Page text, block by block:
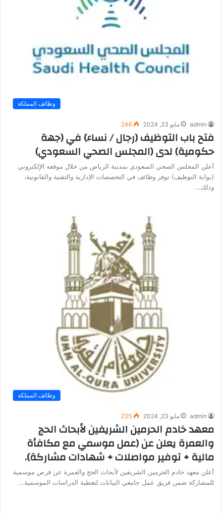
وظائف المملكة
admin مايو 23, 2024 246
فتح باب التوظيف (رجال / نساء) في (جهة
حكومية) لدى (المجلس الصحي السعودي)
أعلن المجلس الصحي السعودي بمدينة الرياض من خلال موقعه الإلكتروني
(بوابة التوظيف) توفر وظائف في التخصصات الإدارية والتقنية والقانونية،
وذلك…
وظائف المملكة
admin مايو 23, 2024 235
معهد خادم الحرمين الشريفين لأبحاث الحج
والعمرة يعلن عن (عمل موسمي مع مكافأة
مالية + توفير مواصلات + شهادات مشاركة).
أعلن معهد خادم الحرمين الشريفين لأبحاث الحج والعمرة عن فرص موسمية
للمشاركة ضمن فريق عمل جامعي البيانات لتغطية الدراسات الموسمية…